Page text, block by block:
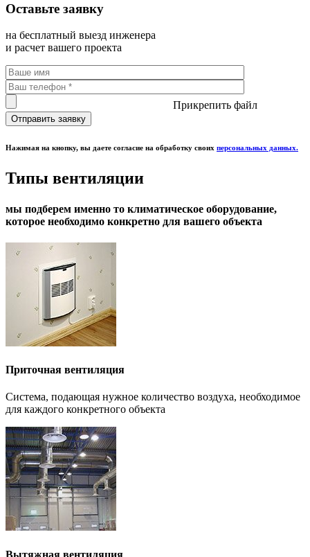
Оставьте заявку
на бесплатный выезд инженера
и расчет вашего проекта
Прикрепить файл
Нажимая на кнопку, вы даете согласие на обработку своих персональных данных.
Типы вентиляции
мы подберем именно то климатическое оборудование,
которое необходимо конкретно для вашего объекта
Приточная вентиляция
Система, подающая нужное количество воздуха, необходимое
для каждого конкретного объекта
Вытяжная вентиляция